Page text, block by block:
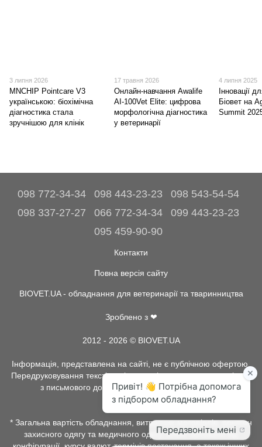
3 липня 2026
MNCHIP Pointcare V3
українською: біохімічна
діагностика стала
зручнішою для клінік
17 травня 2026
Онлайн-навчання Awalife
AI-100Vet Elite: цифрова
морфологічна діагностика
у ветеринарії
4 липня 2025
Інновації
Біовет на
Summit
098 772-34-34 098 443-23-23
098 543-54-54
098 337-27-27
066 772-34-34
099 443-23-23
095 459-90-90
Контакти
Повна версія сайту
BIOVET.UA - обладнання для ветеринарії та тваринництва
Зроблено з ❤
2012 - 2026 © BIOVET.UA
Інформація, представлена на сайті, не є публічною офертою.
Передруковування текстів та інше копіювання, можливо тільки
з письмового дозволу адміністрації BIOVET.UA.
* Загальна вартість обладнання, витратних матеріалів, рентген
захисного одягу та медичного одягу, може залежати від